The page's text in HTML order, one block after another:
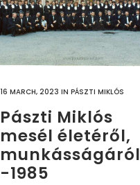
16 MARCH, 2023 IN PÁSZTI MIKLÓS
Pászti Miklós
mesél életéről,
munkásságáról
-1985